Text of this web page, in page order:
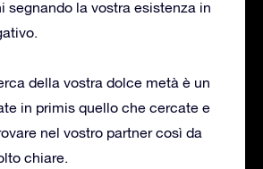
segnando la vostra esistenza in
della vostra dolce metà è un
in primis quello che cercate e
nel vostro partner così da
chiare.